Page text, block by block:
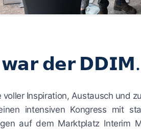
𝗱𝗲𝗿
voller Inspiration, Austausch und
intensiven Kongress mit
auf dem Marktplatz Interim